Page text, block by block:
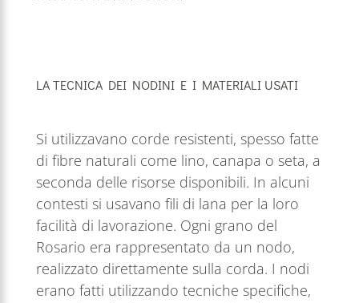
LA TECNICA DEI NODINI E I MATERIALI USATI
Si utilizzavano corde resistenti, spesso fatte
di fibre naturali come lino, canapa o seta, a
seconda delle risorse disponibili. In alcuni
contesti si usavano fili di lana per la loro
facilità di lavorazione. Ogni grano del
Rosario era rappresentato da un nodo,
realizzato direttamente sulla corda. I nodi
erano fatti utilizzando tecniche specifiche,